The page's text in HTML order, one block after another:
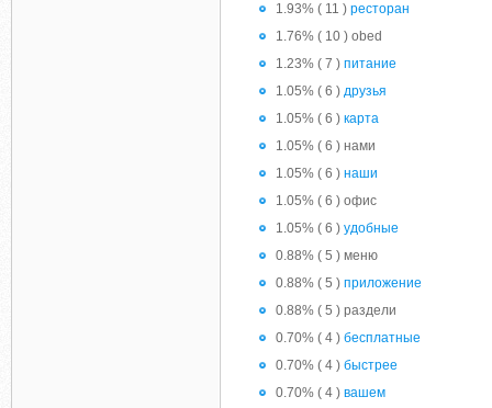
1.93% ( 11 ) ресторан
1.76% ( 10 ) obed
1.23% ( 7 ) питание
1.05% ( 6 ) друзья
1.05% ( 6 ) карта
1.05% ( 6 ) нами
1.05% ( 6 ) наши
1.05% ( 6 ) офис
1.05% ( 6 ) удобные
0.88% ( 5 ) меню
0.88% ( 5 ) приложение
0.88% ( 5 ) раздели
0.70% ( 4 ) бесплатные
0.70% ( 4 ) быстрее
0.70% ( 4 ) вашем